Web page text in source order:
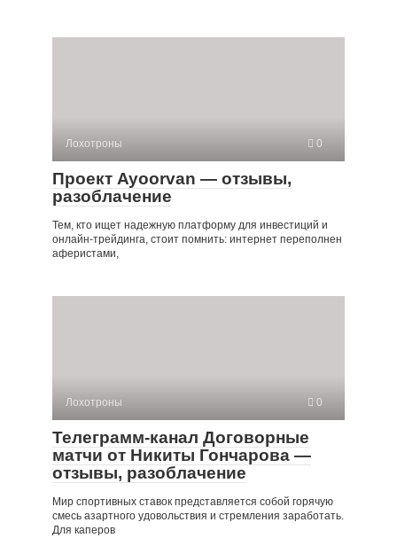
Лохотроны 0
Проект Ayoorvan — отзывы,
разоблачение
Тем, кто ищет надежную платформу для инвестиций и
онлайн-трейдинга, стоит помнить: интернет переполнен
аферистами,
Лохотроны 0
Телеграмм-канал Договорные
матчи от Никиты Гончарова —
отзывы, разоблачение
Мир спортивных ставок представляется собой горячую
смесь азартного удовольствия и стремления заработать.
Для каперов